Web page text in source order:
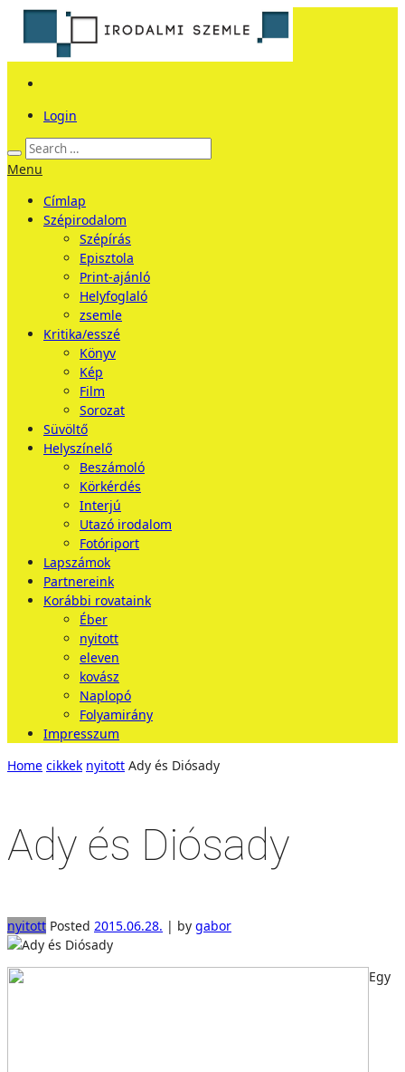
Login
Menu
Címlap
Szépirodalom
Szépírás
Episztola
Print-ajánló
Helyfoglaló
zsemle
Kritika/esszé
Könyv
Kép
Film
Sorozat
Süvöltő
Helyszínelő
Beszámoló
Körkérdés
Interjú
Utazó irodalom
Fotóriport
Lapszámok
Partnereink
Korábbi rovataink
Éber
nyitott
eleven
kovász
Naplopó
Folyamirány
Impresszum
Home cikkek nyitott Ady és Diósady
Ady és Diósady
nyitott Posted 2015.06.28. | by gabor
Egy